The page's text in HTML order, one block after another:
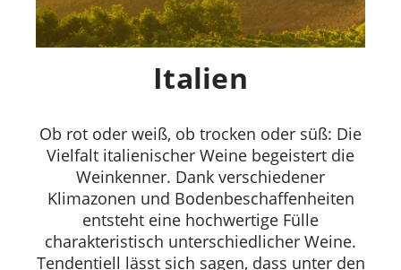
Italien
Ob rot oder weiß, ob trocken oder süß: Die
Vielfalt italienischer Weine begeistert die
Weinkenner. Dank verschiedener
Klimazonen und Bodenbeschaffenheiten
entsteht eine hochwertige Fülle
charakteristisch unterschiedlicher Weine.
Tendentiell lässt sich sagen, dass unter den